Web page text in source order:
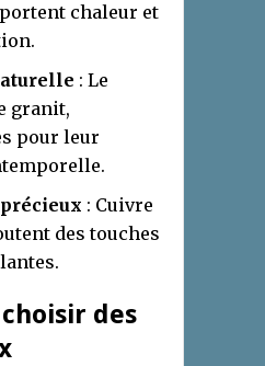
chaleur et
: Le
granit,
pour leur
: Cuivre
des touches
des